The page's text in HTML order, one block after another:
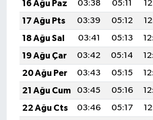
16 Ağu Paz
03:38 05:11
17 Ağu Pts
03:39 05:12
18 Ağu Sal
03:41 05:13
19 Ağu Çar
03:42 05:14
20 Ağu Per
03:43 05:15
21 Ağu Cum
03:45 05:16
22 Ağu Cts
03:46 05:17